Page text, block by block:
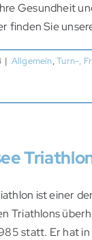
Gesundheit
finden Sie
| Allgemein,Turn-,
ist einer
Triathlons
statt. Er hat